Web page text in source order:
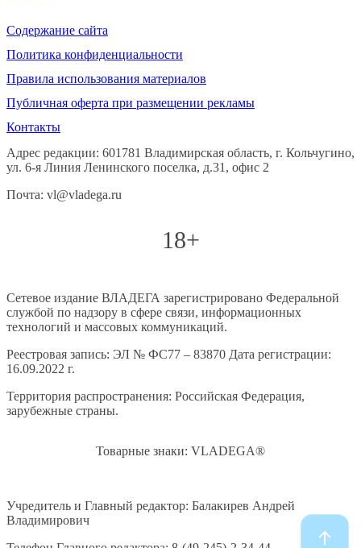
Содержание сайта
Политика конфиденциальности
Правила использования материалов
Публичная оферта при размещении рекламы
Контакты
Адрес редакции: 601781 Владимирская область, г. Кольчугино,
ул. 6-я Линия Ленинского поселка, д.31, офис 2
Почта: vl@vladega.ru
18+
Сетевое издание ВЛАДЕГА зарегистрировано Федеральной
службой по надзору в сфере связи, информационных
технологий и массовых коммуникаций.
Реестровая запись: ЭЛ № ФС77 – 83870 Дата регистрации:
16.09.2022 г.
Территория распространения: Российская Федерация,
зарубежные страны.
Товарные знаки: VLADEGA®
Учредитель и Главный редактор: Балакирев Андрей
Владимирович